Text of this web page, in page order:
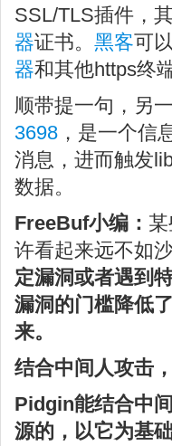
SSL/TLS插件，
器证书。 黑客可
器和其他https终
顺带提一句，另
3698 ，是一个信
消息，进而触发
数据。
FreeBuf小编：
许看起来远不如
定漏洞或者遇到
漏洞的门槛降低
来。
结合中间人攻击
Pidgin能结合中
源的，以它为基